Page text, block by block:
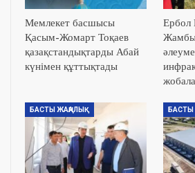
Мемлекет басшысы
Қасым-Жомарт Тоқаев
қазақстандықтарды Абай
күнімен құттықтады
Ербол
БАСТЫ ЖАҢАЛЫҚ БАСТЫ